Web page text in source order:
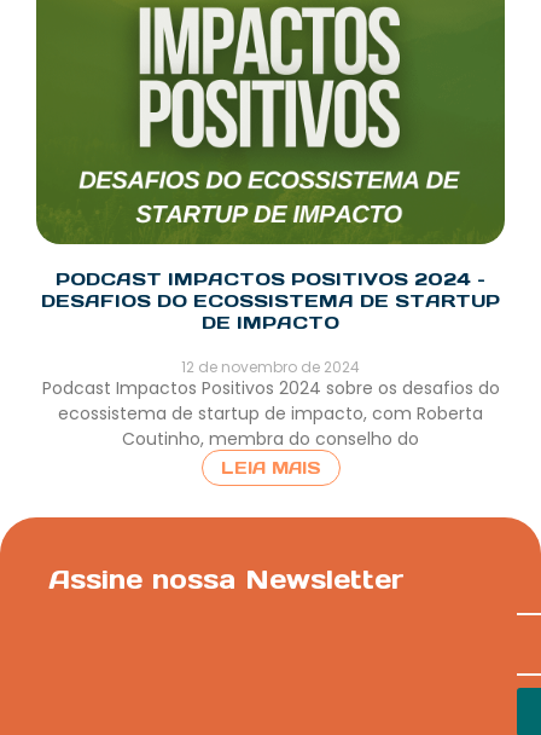
PODCAST IMPACTOS POSITIVOS 2024 –
DESAFIOS DO ECOSSISTEMA DE STARTUP
DE IMPACTO
12 de novembro de 2024
Podcast Impactos Positivos 2024 sobre os desafios do
ecossistema de startup de impacto, com Roberta
Coutinho, membra do conselho do
LEIA MAIS
Assine nossa Newsletter